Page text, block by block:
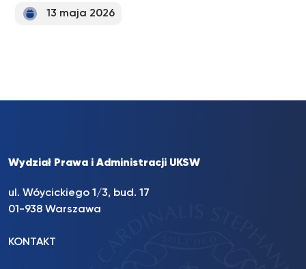
13 maja 2026
Wydział Prawa i Administracji UKSW
ul. Wóycickiego 1/3, bud. 17
01-938 Warszawa
KONTAKT